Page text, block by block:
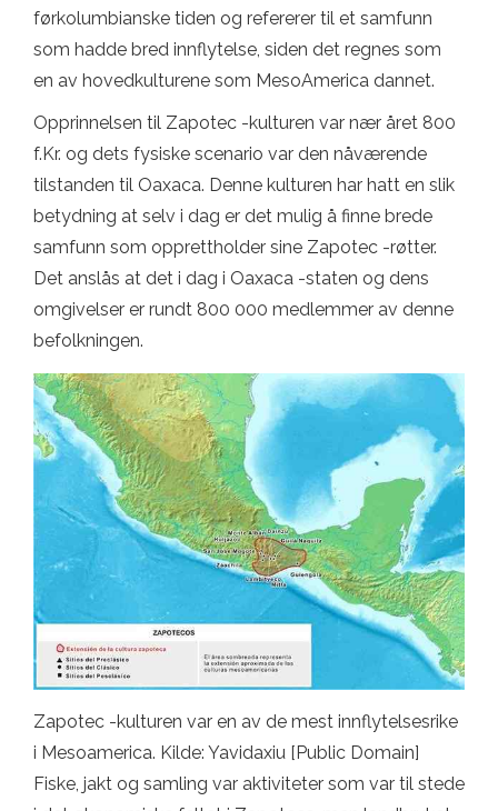
førkolumbianske tiden og refererer til et samfunn
som hadde bred innflytelse, siden det regnes som
en av hovedkulturene som MesoAmerica dannet.
Opprinnelsen til Zapotec -kulturen var nær året 800
f.Kr. og dets fysiske scenario var den nåværende
tilstanden til Oaxaca. Denne kulturen har hatt en slik
betydning at selv i dag er det mulig å finne brede
samfunn som opprettholder sine Zapotec -røtter.
Det anslås at det i dag i Oaxaca -staten og dens
omgivelser er rundt 800 000 medlemmer av denne
befolkningen.
Zapotec -kulturen var en av de mest innflytelsesrike
i Mesoamerica. Kilde: Yavidaxiu [Public Domain]
Fiske, jakt og samling var aktiviteter som var til stede